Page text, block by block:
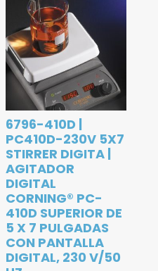
6796-410D |
PC410D-230V 5X7
STIRRER DIGITA |
AGITADOR
DIGITAL
CORNING® PC-
410D SUPERIOR DE
5 X 7 PULGADAS
CON PANTALLA
DIGITAL, 230 V/50